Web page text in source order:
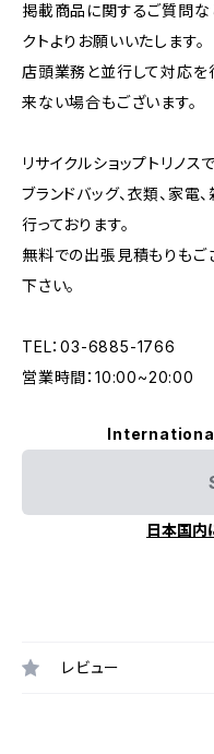
掲載商品に関するご質問な
クトよりお願いいたします。
店頭業務と並行して対応を
来ない場合もございます。
リサイクルショップトリノス
ブランドバッグ、衣類、家
行っております。
無料での出張見積もりもご
下さい。
TEL：03-6885-1766
営業時間：10:00~20:00
日本国内
レビュー